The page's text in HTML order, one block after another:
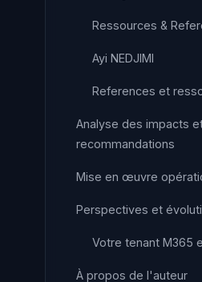
Ressources &
Ayi NEDJIMI
References et
Analyse des impacts
recommandations
Mise en œuvre
Perspectives et
Votre tenant M365
À propos de l'auteur